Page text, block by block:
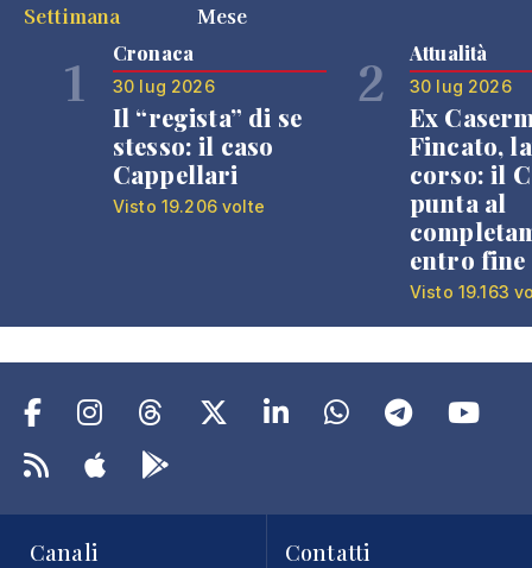
Settimana
Mese
1 Cronaca
30 lug 2026
Il “regista” di se
stesso: il caso
Cappellari
Visto 19.206 volte
2 Attualità
30 lug 2026
Ex
Fincato,
corso: il
punta al
entro fine
Visto 19.163
Canali Contatti